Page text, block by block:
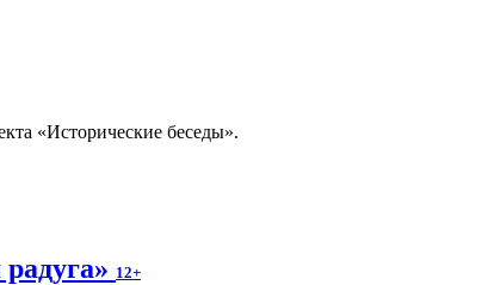
«Исторические беседы».
12+